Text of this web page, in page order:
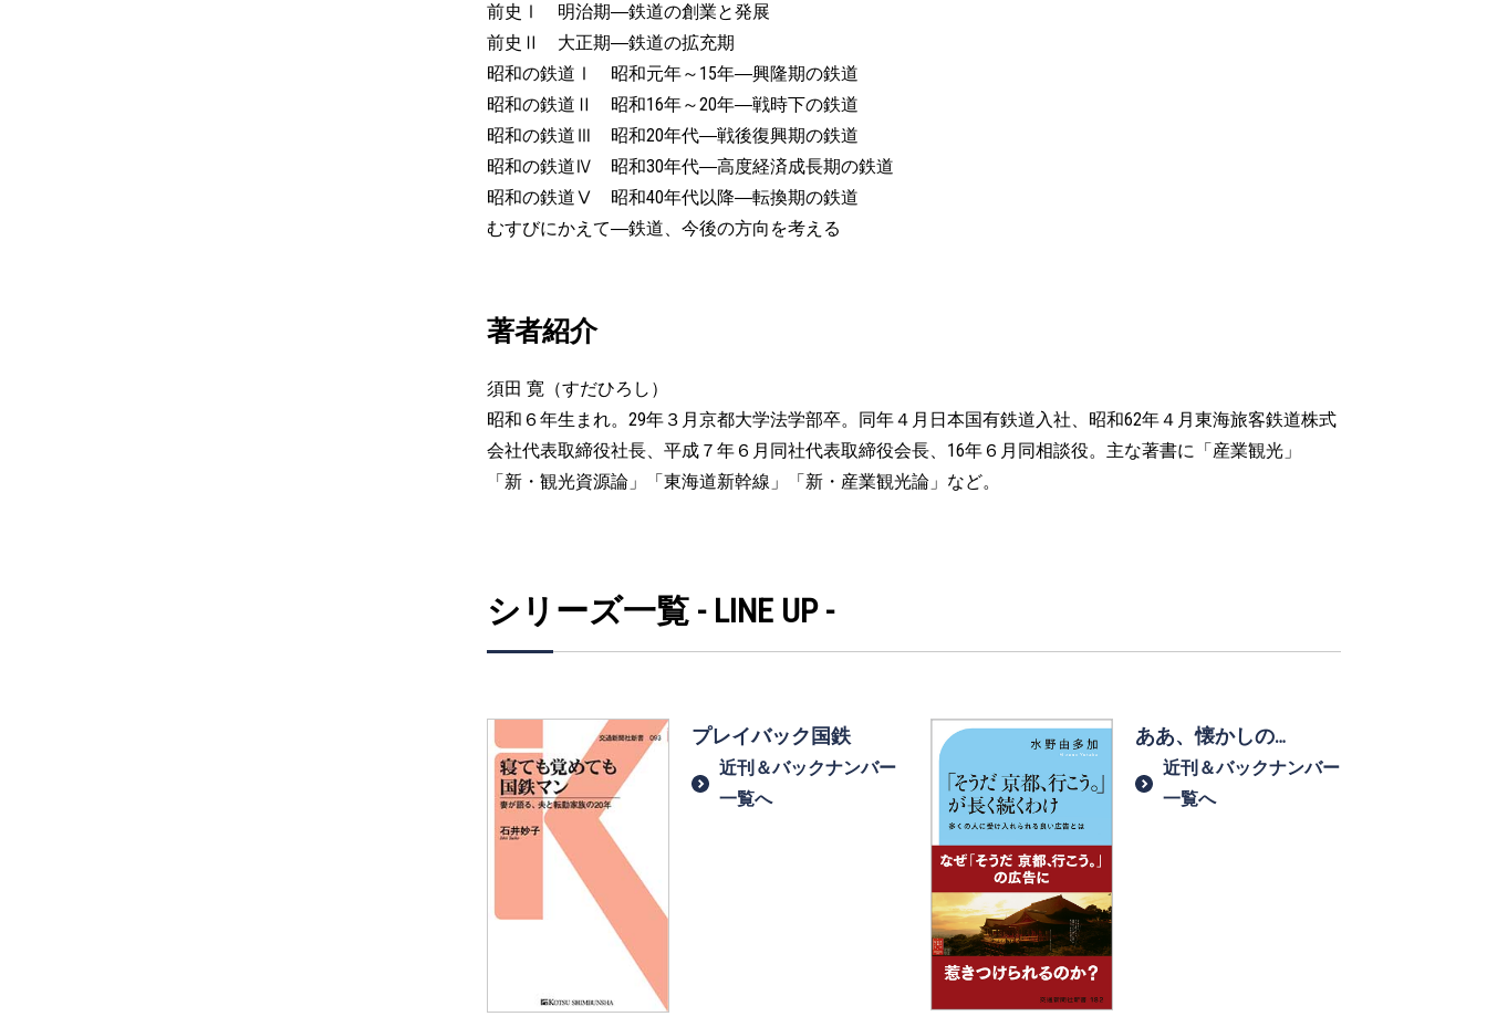
前史Ⅰ 明治期―鉄道の創業と発展
前史Ⅱ 大正期―鉄道の拡充期
昭和の鉄道Ⅰ 昭和元年～15年―興隆期の鉄道
昭和の鉄道Ⅱ 昭和16年～20年―戦時下の鉄道
昭和の鉄道Ⅲ 昭和20年代―戦後復興期の鉄道
昭和の鉄道Ⅳ 昭和30年代―高度経済成長期の鉄道
昭和の鉄道Ⅴ 昭和40年代以降―転換期の鉄道
むすびにかえて―鉄道、今後の方向を考える
著者紹介
須田 寛（すだひろし）
昭和６年生まれ。29年３月京都大学法学部卒。同年４月日本国有鉄道入社、昭和62年４月東海旅客鉄道株式
会社代表取締役社長、平成７年６月同社代表取締役会長、16年６月同相談役。主な著書に「産業観光」
「新・観光資源論」「東海道新幹線」「新・産業観光論」など。
シリーズ一覧 - LINE UP -
プレイバック国鉄
近刊＆バックナンバー
一覧へ
ああ、懐かしの…
近刊＆バックナンバー
一覧へ